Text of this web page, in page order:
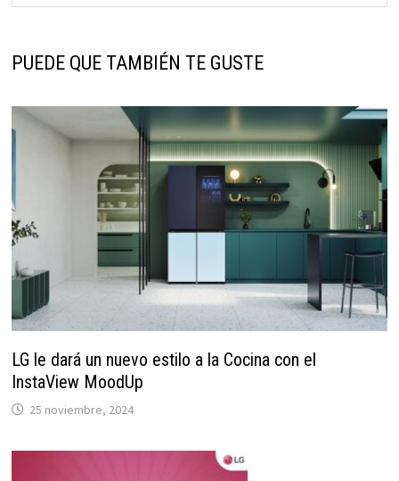
PUEDE QUE TAMBIÉN TE GUSTE
LG le dará un nuevo estilo a la Cocina con el
InstaView MoodUp
25 noviembre, 2024